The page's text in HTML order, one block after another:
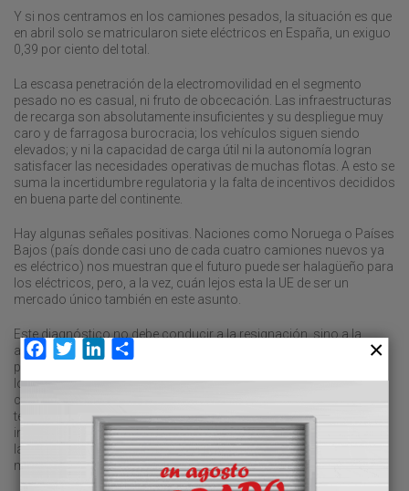
Y si nos centramos en los camiones pesados, la situación es que
en abril solo se matricularon siete eléctricos en España, un exiguo
0,39 por ciento del total.
La escasa penetración de la electromovilidad en el segmento
pesado no es casual, ni fruto de obcecación. Las infraestructuras
de recarga son absolutamente insuficientes y su despliegue muy
caro y de farragosa burocracia; los vehículos siguen siendo
elevados; y ni la capacidad de carga útil ni la autonomía logran
satisfacer las necesidades operativas de muchas flotas. A esto se
suma la incertidumbre regulatoria y la falta de incentivos decididos
en buena parte del continente.
Hay algunas señales positivas. Naciones como Noruega o Países
Bajos (país donde casi uno de cada cuatro camiones nuevos ya
es eléctrico) nos muestran que el futuro puede ser halagüeño para
los eléctricos, pero, a la vez, cuán lejos esta la UE de ser un
mercado único también en este asunto.
Este diagnóstico no debe conducir a la resignación, sino a la
acción. Si la electrificación no llega a ser una opción para buena
parte del transporte pesado, es imprescindible acelerar el uso de
los combustibles renovables que pueden actuar eficazmente de
cara a los objetivos de neutralidad en emisiones de CO2 que
tenemos marcados. Esa tecnología permite una reducción
inmediata de emisiones sin requerir una renovación completa de
la actual flota de camiones, que en la UE asciende a unos seis
millones de vehículos.
Facebook
TwitterLinkedIn